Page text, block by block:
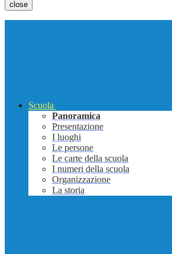
close
Scuola
Panoramica
Presentazione
I luoghi
Le persone
Le carte della scuola
I numeri della scuola
Organizzazione
La storia